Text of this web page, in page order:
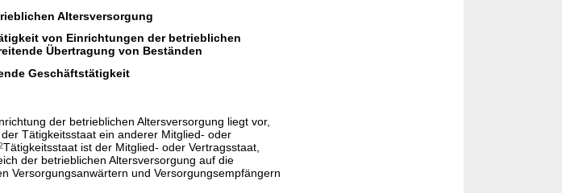
Altersversorgung
von Einrichtungen der betrieblichen
Übertragung von Beständen
Geschäftstätigkeit
der betrieblichen Altersversorgung liegt vor,
Tätigkeitsstaat ein anderer Mitglied- oder
Tätigkeitsstaat ist der Mitglied- oder Vertragsstaat,
der betrieblichen Altersversorgung auf die
Versorgungsanwärtern und Versorgungsempfängern